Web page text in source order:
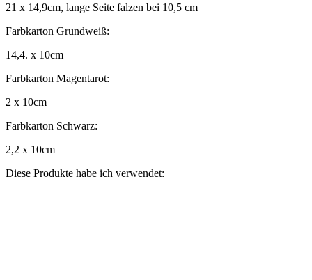
21 x 14,9cm, lange Seite falzen bei 10,5 cm
Farbkarton Grundweiß:
14,4. x 10cm
Farbkarton Magentarot:
2 x 10cm
Farbkarton Schwarz:
2,2 x 10cm
Diese Produkte habe ich verwendet: